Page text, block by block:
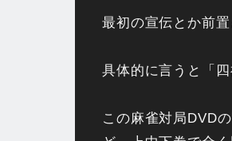
最初の宣伝とか前
具体的に言うと「
この麻雀対局DVD